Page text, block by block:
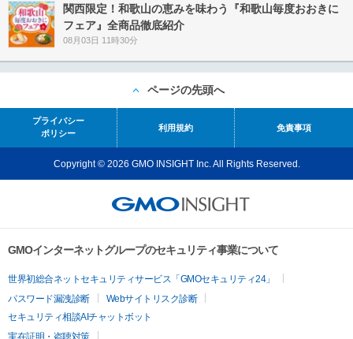
関西限定！和歌山の恵みを味わう『和歌山毎度おおきに
フェア』全商品徹底紹介
08月03日 11時30分
ページの先頭へ
プライバシー
ポリシー
利用規約 免責事項
Copyright © 2026 GMO INSIGHT Inc. All Rights Reserved.
GMOインターネットグループのセキュリティ事業について
世界初総合ネットセキュリティサービス「GMOセキュリティ24」
パスワード漏洩診断
Webサイトリスク診断
セキュリティ相談AIチャットボット
実在証明・盗聴対策